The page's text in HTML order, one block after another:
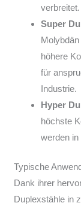
verbreitet.
Super
höhere
für
Industrie.
Hyper
höchste
werden
Typische
Dank ihrer
Duplexstähle in